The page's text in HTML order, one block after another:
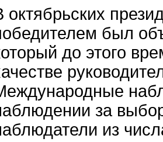
октябрьских
был
до этого
за
из